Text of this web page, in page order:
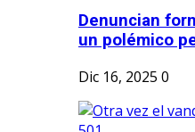
Denuncian
un polémico
Dic 16, 2025 0